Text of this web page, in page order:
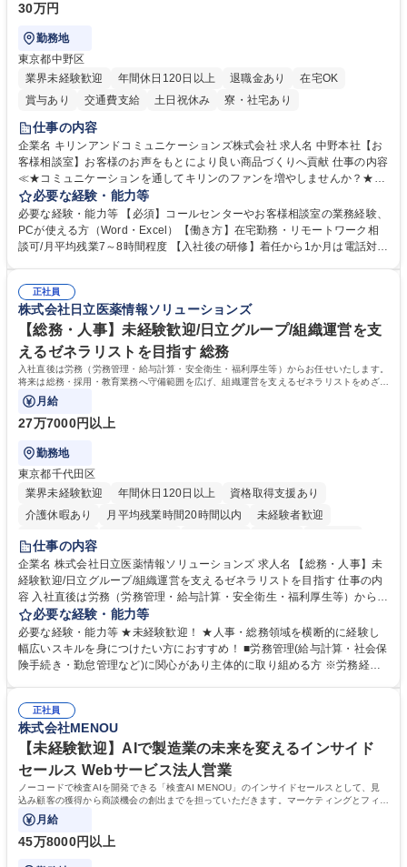
30万円
勤務地
東京都中野区
業界未経験歓迎
年間休日120日以上 退職金あり
在宅OK
賞与あり
交通費支給 土日祝休み 寮・社宅あり
仕事の内容
企業名 キリンアンドコミュニケーションズ株式会社 求人名 中野本社【お
客様相談室】お客様のお声をもとにより良い商品づくりへ貢献 仕事の内容
≪★コミュニケーションを通してキリンのファンを増やしませんか？★≫
お客様のお声をより良い商品づくりに活かしていく上で、窓口となるお客
様相談室でのお仕事です。 日々お客様からいただくキリングループへのご
意見を、企業活動に活かしています。お客様からの声に迅速かつ誠意をも
って対応、情報提供するとともにグループ内活動に反映しています。 【具
平均100件前後■メール・手紙：同上40件前後 募集職種 中野本社【お客様
相談室】お客様のお声をもとにより良い商品づくりへ貢献
必要な経験・能力等
必要な経験・能力等 【必須】コールセンターやお客様相談室の業務経験、
PCが使える方（Word・Excel）【働き方】在宅勤務・リモートワーク相
談可/月平均残業7～8時間程度 【入社後の研修】着任から1か月は電話対応
すのでご安心ください。 【当社について】キリングループの広報機能を担
う会社として、お客様との出会いを大切にし、磨き上げたホスピタリティ
を込めてコミュニケーションをとりながら広報関連業務を行っておりま
す。 学歴・資格 学歴：大学院 大学 高専 短大 専修学校 高校 語学力： 資
格：
正社員
株式会社日立医薬情報ソリューションズ
【総務・人事】未経験歓迎/日立グループ/組織運営を支
えるゼネラリストを目指す 総務
入社直後は労務（労務管理・給与計算・安全衛生・福利厚生等）からお任せいたします。
将来は総務・採用・教育業務へ守備範囲を広げ、組織運営を支えるゼネラリストをめざせ
ます。
月給
27万7000円以上
勤務地
東京都千代田区
業界未経験歓迎
年間休日120日以上
資格取得支援あり
介護休暇あり
月平均残業時間20時間以内
未経験者歓迎
住宅手当あり
育休あり
完全週休2日制 交通費支給 土日祝休み 寮・社宅あり
仕事の内容
企業名 株式会社日立医薬情報ソリューションズ 求人名 【総務・人事】未
経験歓迎/日立グループ/組織運営を支えるゼネラリストを目指す 仕事の内
容 入社直後は労務（労務管理・給与計算・安全衛生・福利厚生等）からお
任せいたします。将来は総務・採用・教育業務へ守備範囲を広げ、組織運
営を支えるゼネラリストをめざせます。 ・初期業務：労働時間管理、給与
計算、社会保険対応、福利厚生管理、安全衛生、健康経営推進等をお任せ
します。ご経験に応じて、休職者管理など、幅広く経験を積んでいただき
幅広く経験を積みたい意欲がある方に最適な環境です。 募集職種 【総
務・人事】未経験歓迎/日立グループ/組織運営を支えるゼネラリストを目
指す
必要な経験・能力等
必要な経験・能力等 ★未経験歓迎！ ★人事・総務領域を横断的に経験し
幅広いスキルを身につけたい方におすすめ！ ■労務管理(給与計算・社会保
険手続き・勤怠管理など)に関心があり主体的に取り組める方 ※労務経験
のご経験 ■労務管理（給与計算・社会保険手続き・勤怠管理など）の経験
■衛生管理者の資格をお持ちの方 学歴・資格 学歴：大学院 大学 高専 短大
専修学校 高校 語学力： 資格：
正社員
株式会社MENOU
【未経験歓迎】AIで製造業の未来を変えるインサイド
セールス Webサービス法人営業
ノーコードで検査AIを開発できる「検査AI MENOU」のインサイドセールスとして、見
込み顧客の獲得から商談機会の創出までを担っていただきます。マーケティングとフィー
ルドセールスをつなぐ役割として、
月給
45万8000円以上